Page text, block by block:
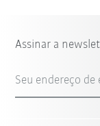
Assinar a
Seu endereço de